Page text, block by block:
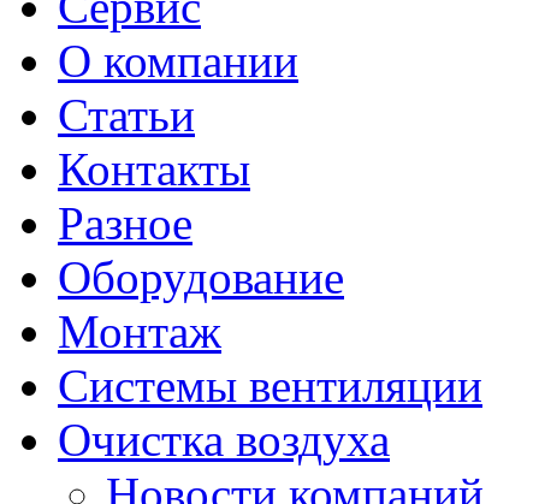
О компании
Статьи
Контакты
Разное
Оборудование
Монтаж
Системы вентиляции
Очистка воздуха